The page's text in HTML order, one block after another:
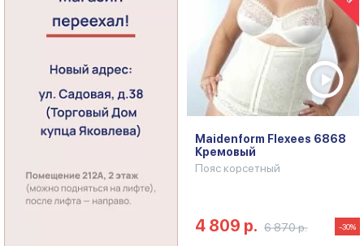
Maidenform Flexees 6868
Кремовый
Пояс корсетный
4 809 р. 6 870 р. -30%